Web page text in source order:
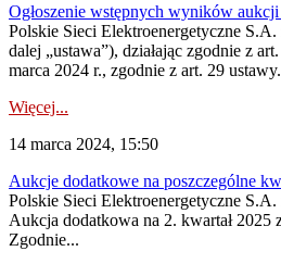
Ogłoszenie wstępnych wyników
Polskie Sieci Elektroenergetyczne
dalej „ustawa”), działając zgodnie z
marca 2024 r., zgodnie z art. 29
Więcej...
14 marca 2024, 15:50
Aukcje dodatkowe na poszczególne
Polskie Sieci Elektroenergetyczne
Aukcja dodatkowa na 2. kwartał 2025
Zgodnie...